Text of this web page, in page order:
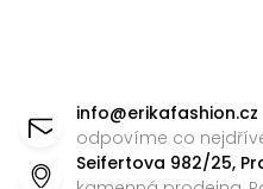
info@erikafashion.cz
odpovíme co
Seifertova 982/25,